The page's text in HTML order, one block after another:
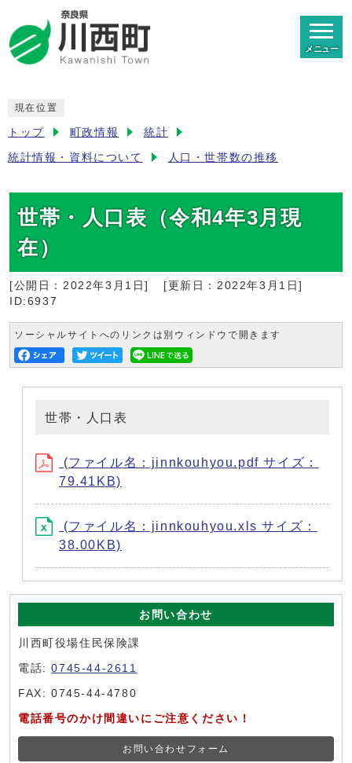
メニュー
現在位置
トップ 町政情報 統計
統計情報・資料について 人口・世帯数の推移
世帯・人口表（令和4年3月現
在）
[公開日： 2022年3月1日] [更新日： 2022年3月1日]
ID:6937
ソーシャルサイトへのリンクは別ウィンドウで開きます
世帯・人口表
(ファイル名：jinnkouhyou.pdf サイズ：
79.41KB)
(ファイル名：jinnkouhyou.xls サイズ：
38.00KB)
お問い合わせ
川西町役場住民保険課
電話:0745-44-2611
FAX: 0745-44-4780
電話番号のかけ間違いにご注意ください！
お問い合わせフォーム